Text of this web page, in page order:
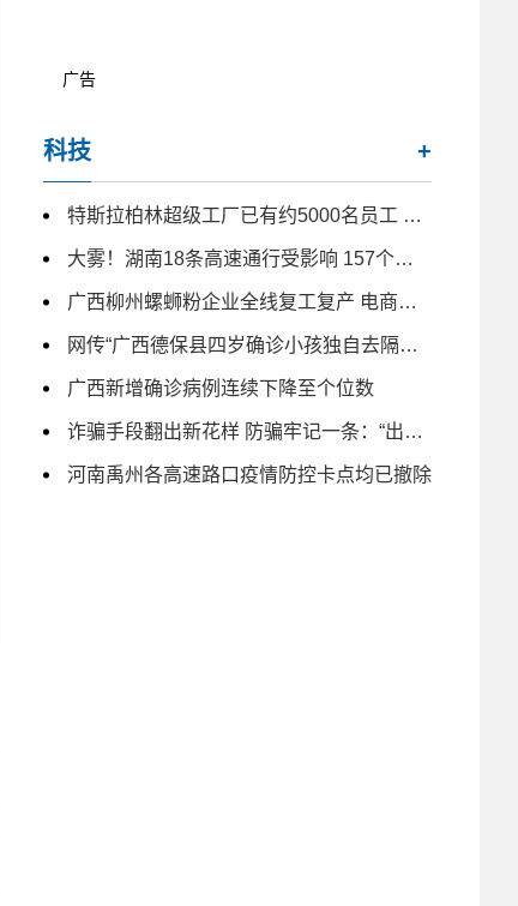
广告
科技 +
特斯拉柏林超级工厂已有约5000名员工 未来几月仍计划大量招人
大雾！湖南18条高速通行受影响 157个收费站临时交通管制
广西柳州螺蛳粉企业全线复工复产 电商主播日夜带货
网传“广西德保县四岁确诊小孩独自去隔离” 为不实信息
广西新增确诊病例连续下降至个位数
诈骗手段翻出新花样 防骗牢记一条：“出钱免谈”
河南禹州各高速路口疫情防控卡点均已撤除